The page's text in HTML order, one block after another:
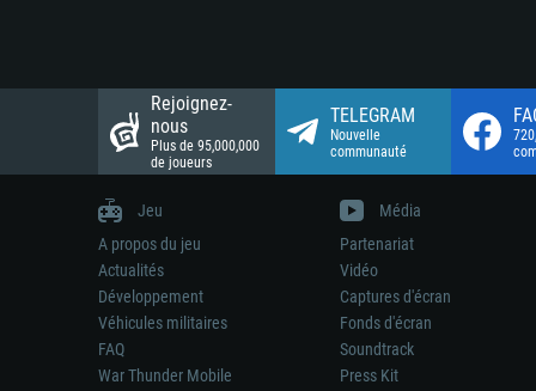
Rejoignez-
nous
Plus de 95,000,000
de joueurs
TELEGRAM
Nouvelle
communauté
Jeu
A propos du jeu
Actualités
Développement
Véhicules militaires
FAQ
War Thunder Mobile
Média
Partenariat
Vidéo
Captures d'écran
Fonds d'écran
Soundtrack
Press Kit